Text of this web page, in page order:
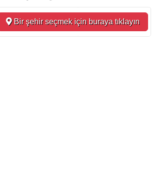
Bir şehir seçmek için buraya tıklayın